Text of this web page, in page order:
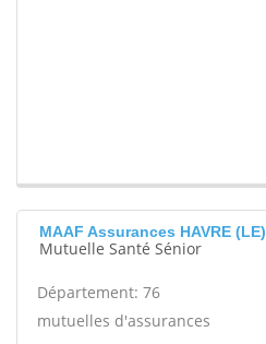
MAAF Assurances HAVRE (LE)
Mutuelle Santé Sénior
Département: 76
mutuelles d'assurances